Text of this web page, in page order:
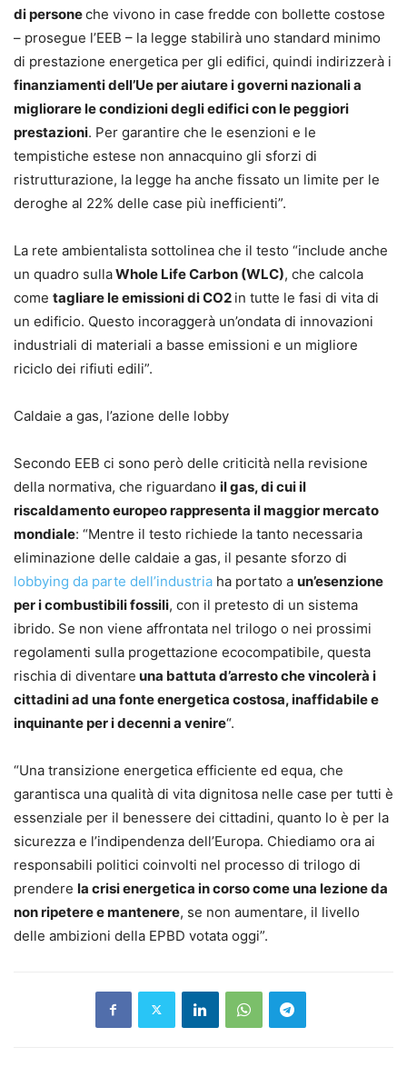
di personeche vivono in case fredde con bollette costose
– prosegue l’EEB – la legge stabilirà uno standard minimo
di prestazione energetica per gli edifici, quindi indirizzerà i
finanziamenti dell’Ue per aiutare i governi nazionali a
migliorare le condizioni degli edifici con le peggiori
prestazioni. Per garantire che le esenzioni e le
tempistiche estese non annacquino gli sforzi di
ristrutturazione, la legge ha anche fissato un limite per le
deroghe al 22% delle case più inefficienti”.
La rete ambientalista sottolinea che il testo “include anche
un quadro sullaWhole Life Carbon (WLC), che calcola
come tagliare le emissioni di CO2 in tutte le fasi di vita di
un edificio. Questo incoraggerà un’ondata di innovazioni
industriali di materiali a basse emissioni e un migliore
riciclo dei rifiuti edili”.
Caldaie a gas, l’azione delle lobby
Secondo EEB ci sono però delle criticità nella revisione
della normativa, che riguardano il gas, di cui il
riscaldamento europeo rappresenta il maggior mercato
mondiale: “Mentre il testo richiede la tanto necessaria
eliminazione delle caldaie a gas, il pesante sforzo di
lobbying da parte dell’industria ha portato a un’esenzione
per i combustibili fossili, con il pretesto di un sistema
ibrido. Se non viene affrontata nel trilogo o nei prossimi
regolamenti sulla progettazione ecocompatibile, questa
rischia di diventare una battuta d’arresto che vincolerà i
cittadini ad una fonte energetica costosa, inaffidabile e
inquinante per i decenni a venire“.
“Una transizione energetica efficiente ed equa, che
garantisca una qualità di vita dignitosa nelle case per tutti è
essenziale per il benessere dei cittadini, quanto lo è per la
sicurezza e l’indipendenza dell’Europa. Chiediamo ora ai
responsabili politici coinvolti nel processo di trilogo di
prendere la crisi energetica in corso come una lezione da
non ripetere e mantenere, se non aumentare, il livello
delle ambizioni della EPBD votata oggi”.